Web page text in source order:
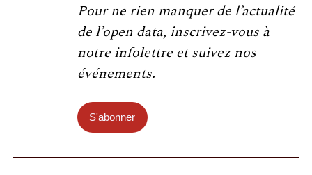
Pour ne rien manquer de l’actualité
de l’open data, inscrivez-vous à
notre infolettre et suivez nos
événements.
S'abonner